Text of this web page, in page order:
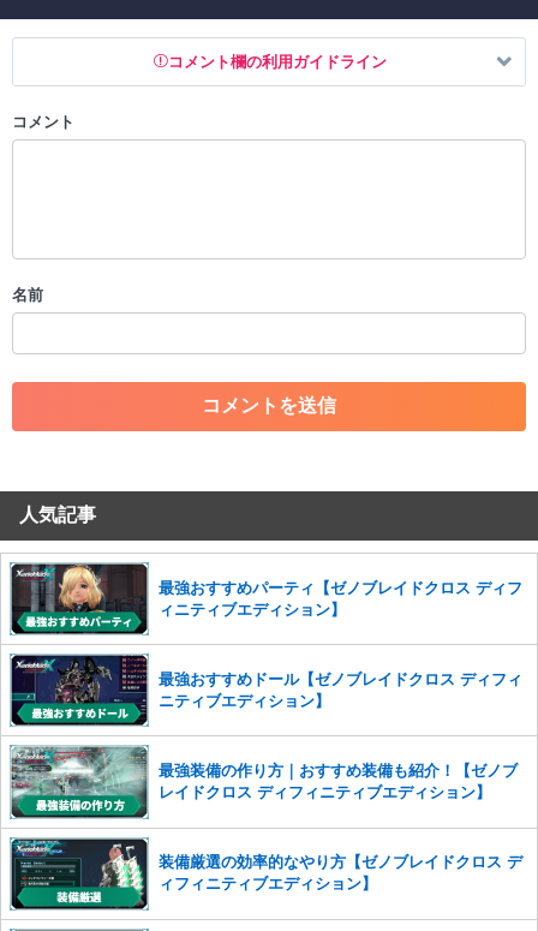
コメント欄の利用ガイドライン
以下の書き込みを禁止とし、場合によってはコメント削除や書き込み制
・一度削除された投稿を再び投稿すること
・アカウントの売買など金銭が絡む内容の投稿
・各ゲームのネタバレを含む内容の投稿
・その他、管理者が不適切と判断した投稿
コメントの削除を申請する
せていただきます。ご了承ください。
※一度削除したコメントは復元ができませんのでご注意くだ
さい。
また、過度な利用規約の違反や、弊社に損害の及ぶ内容の書き込みがあ
った場合は、法的措置をとらせていただく場合もございますので、あら
かじめご理解くださいませ。
コメント
名前
人気記事
最強おすすめパーティ【ゼノブレイドクロス ディフ
ィニティブエディション】
最強おすすめドール【ゼノブレイドクロス ディフィ
ニティブエディション】
最強装備の作り方｜おすすめ装備も紹介！【ゼノブ
レイドクロス ディフィニティブエディション】
装備厳選の効率的なやり方【ゼノブレイドクロス デ
ィフィニティブエディション】